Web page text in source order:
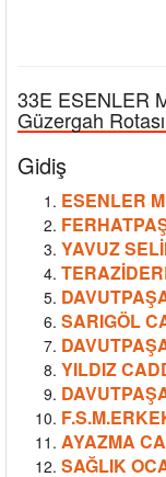
33E ESENLER
Güzergah
Gidiş
ESENLER
YAVUZ
SARIGÖL
YILDIZ
AYAZMA
SAĞLIK